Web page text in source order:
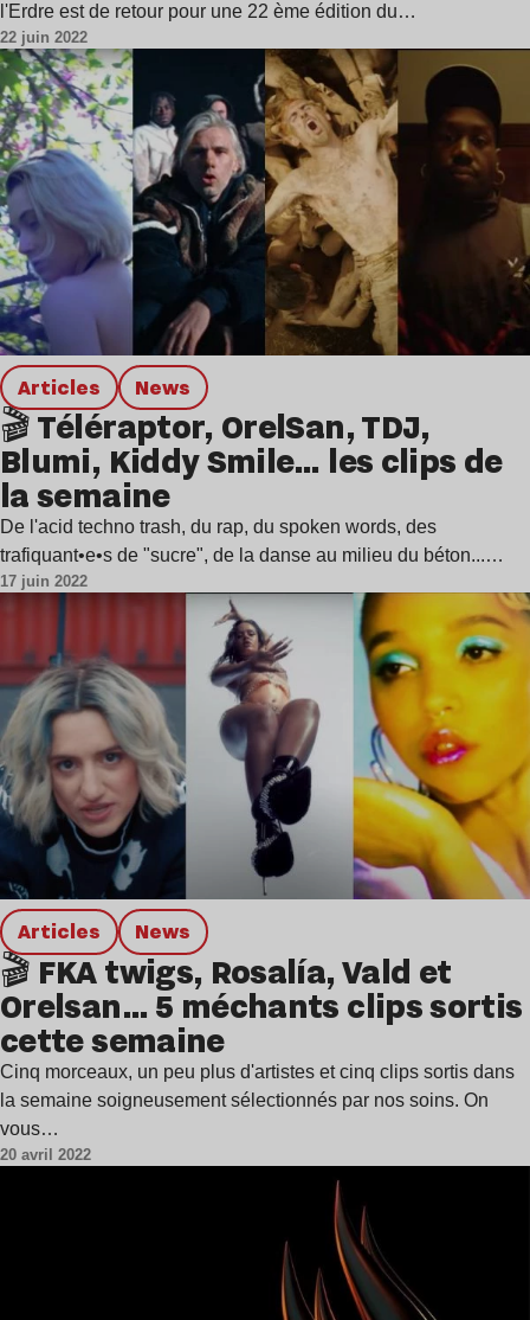
l'Erdre est de retour pour une 22 ème édition du…
22 juin 2022
Articles news
🎬 Téléraptor, OrelSan, TDJ,
Blumi, Kiddy Smile… les clips de
la semaine
De l'acid techno trash, du rap, du spoken words, des
trafiquant•e•s de "sucre", de la danse au milieu du béton...…
17 juin 2022
Articles news
🎬 FKA twigs, Rosalía, Vald et
Orelsan… 5 méchants clips sortis
cette semaine
Cinq morceaux, un peu plus d'artistes et cinq clips sortis dans
la semaine soigneusement sélectionnés par nos soins. On
vous…
20 avril 2022